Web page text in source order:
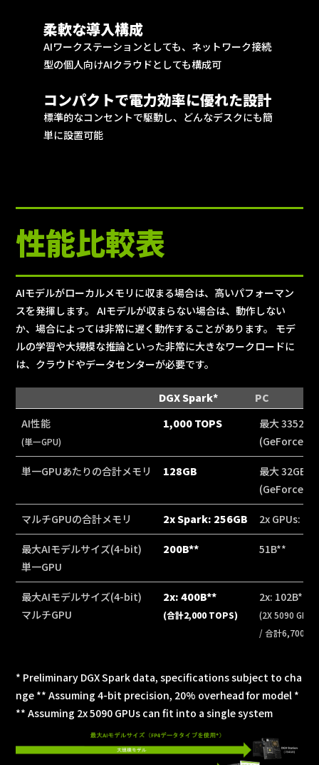
柔軟な導入構成
AIワークステーションとしても、ネットワーク接続
型の個人向けAIクラウドとしても構成可
コンパクトで電力効率に優れた設計
標準的なコンセントで駆動し、どんなデスクにも簡
単に設置可能
性能比較表
AIモデルがローカルメモリに収まる場合は、高いパフォーマン
スを発揮します。 AIモデルが収まらない場合は、動作しない
か、場合によっては非常に遅く動作することがあります。 モデ
ルの学習や大規模な推論といった非常に大きなワークロードに
は、クラウドやデータセンターが必要です。
DGX Spark*
PC
AI性能
(単一GPU)
1,000 TOPS
最大 3352
(GeForce
単一GPUあたりの合計メモリ 128GB
最大 32GB
(GeForce
マルチGPUの合計メモリ 2x Spark: 256GB 2x GPUs:
最大AIモデルサイズ(4-bit)
単一GPU
200B** 51B**
最大AIモデルサイズ(4-bit)
マルチGPU
2x: 400B**
(合計2,000 TOPS)
2x: 102B**
(2X 5090 GPU
/ 合計
* Preliminary DGX Spark data, specifications subject to cha
nge ** Assuming 4-bit precision, 20% overhead for model *
** Assuming 2x 5090 GPUs can fit into a single system